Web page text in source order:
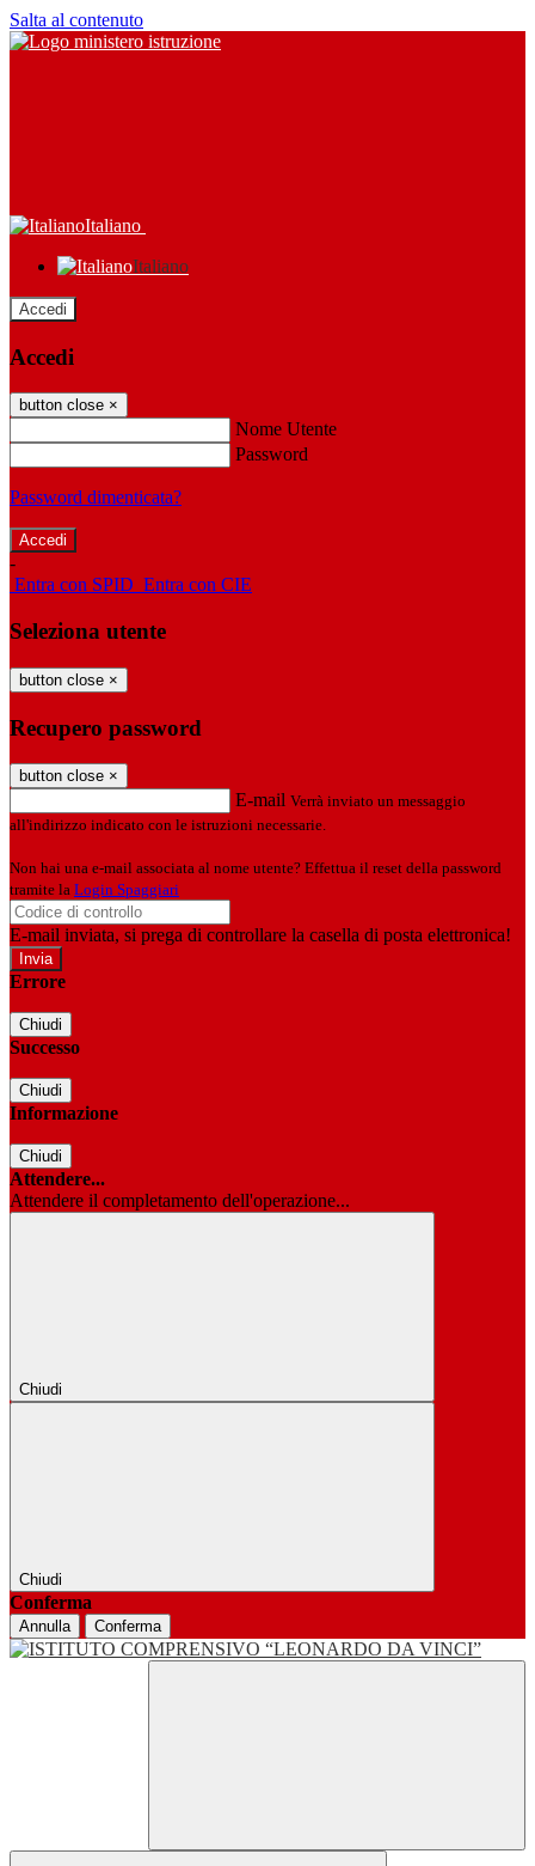
Salta al contenuto
Italiano
Italiano
Accedi
Accedi
button close ×
Nome Utente
Password
Password dimenticata?
-
Entra con SPID Entra con CIE
Seleziona utente
button close ×
Recupero password
button close ×
E-mail Verrà inviato un messaggio
all'indirizzo indicato con le istruzioni necessarie.
Non hai una e-mail associata al nome utente? Effettua il reset della password
tramite la Login Spaggiari
E-mail inviata, si prega di controllare la casella di posta elettronica!
Errore
Chiudi
Successo
Chiudi
Informazione
Chiudi
Attendere...
Attendere il completamento dell'operazione...
Chiudi
Chiudi
Conferma
Annulla Conferma